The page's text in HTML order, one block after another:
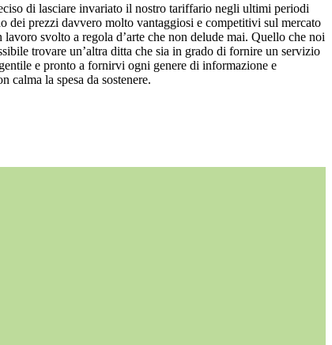
di lasciare invariato il nostro tariffario negli ultimi periodi
dei prezzi davvero molto vantaggiosi e competitivi sul mercato
svolto a regola d’arte che non delude mai. Quello che noi
trovare un’altra ditta che sia in grado di fornire un servizio
e pronto a fornirvi ogni genere di informazione e
calma la spesa da sostenere.